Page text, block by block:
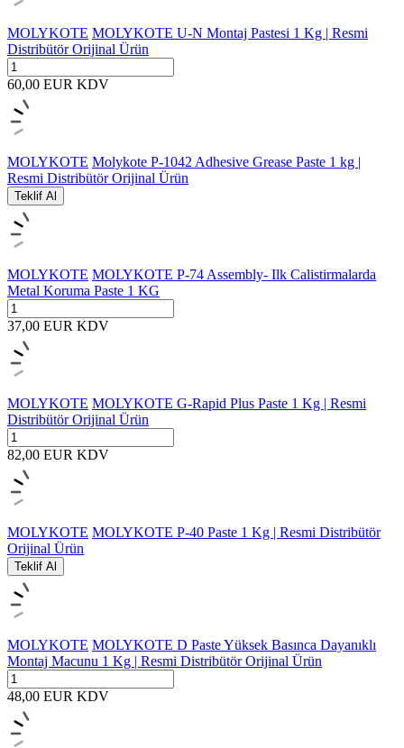
MOLYKOTE MOLYKOTE U-N Montaj Pastesi 1 Kg | Resmi
Distribütör Orijinal Ürün
60,00 EUR KDV
MOLYKOTE Molykote P-1042 Adhesive Grease Paste 1 kg |
Resmi Distribütör Orijinal Ürün
Teklif Al
MOLYKOTE MOLYKOTE P-74 Assembly- Ilk Calistirmalarda
Metal Koruma Paste 1 KG
37,00 EUR KDV
MOLYKOTE MOLYKOTE G-Rapid Plus Paste 1 Kg | Resmi
Distribütör Orijinal Ürün
82,00 EUR KDV
MOLYKOTE MOLYKOTE P-40 Paste 1 Kg | Resmi Distribütör
Orijinal Ürün
Teklif Al
MOLYKOTE MOLYKOTE D Paste Yüksek Basınca Dayanıklı
Montaj Macunu 1 Kg | Resmi Distribütör Orijinal Ürün
48,00 EUR KDV